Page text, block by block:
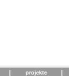
projekte